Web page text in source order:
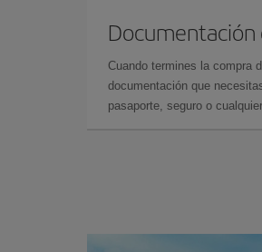
Cuando termines la compra
documentación que
pasaporte, seguro o